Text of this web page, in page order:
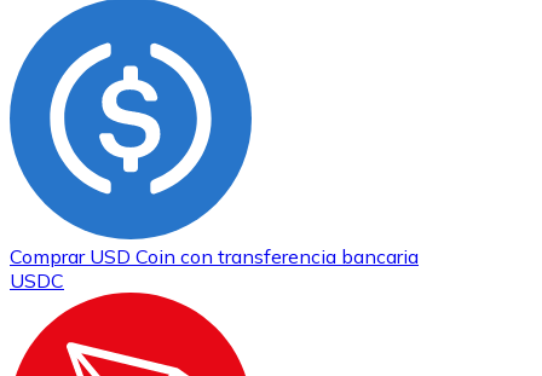
Comprar USD Coin con transferencia bancaria
USDC